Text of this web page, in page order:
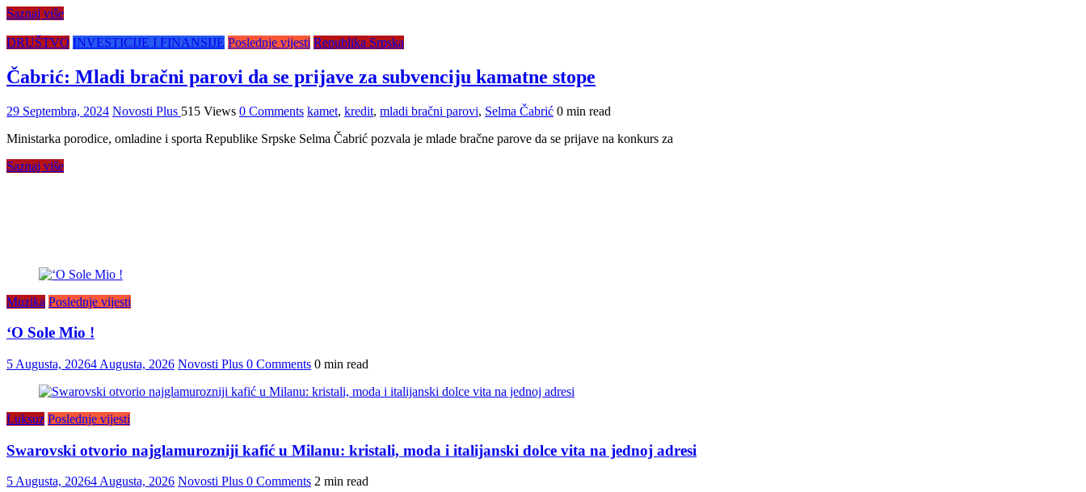
Saznaj više
DRUŠTVO INVESTICIJE I FINANSIJE Poslednje vijesti Republika Srpska
Čabrić: Mladi bračni parovi da se prijave za subvenciju kamatne stope
29 Septembra, 2024 Novosti Plus 515 Views 0 Comments kamet, kredit, mladi bračni parovi, Selma Čabrić 0 min read
Ministarka porodice, omladine i sporta Republike Srpske Selma Čabrić pozvala je mlade bračne parove da se prijave na konkurs za
Saznaj više
Muzika Poslednje vijesti
‘O Sole Mio !
5 Augusta, 20264 Augusta, 2026 Novosti Plus 0 Comments 0 min read
Luksuz Poslednje vijesti
Swarovski otvorio najglamurozniji kafić u Milanu: kristali, moda i italijanski dolce vita na jednoj adresi
5 Augusta, 20264 Augusta, 2026 Novosti Plus 0 Comments 2 min read